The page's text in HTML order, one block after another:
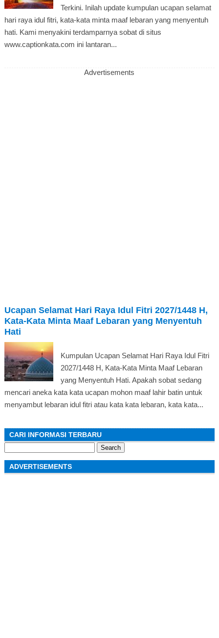
Terkini. Inilah update kumpulan ucapan selamat
hari raya idul fitri, kata-kata minta maaf lebaran yang menyentuh
hati. Kami menyakini terdamparnya sobat di situs
www.captionkata.com ini lantaran...
Advertisements
Ucapan Selamat Hari Raya Idul Fitri 2027/1448 H,
Kata-Kata Minta Maaf Lebaran yang Menyentuh
Hati
Kumpulan Ucapan Selamat Hari Raya Idul Fitri
2027/1448 H, Kata-Kata Minta Maaf Lebaran
yang Menyentuh Hati. Apakah sobat sedang
mencari aneka kata kata ucapan mohon maaf lahir batin untuk
menyambut lebaran idul fitri atau kata kata lebaran, kata kata...
CARI INFORMASI TERBARU
for:
ADVERTISEMENTS